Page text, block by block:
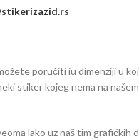
poručiti iu dimenziji u
stiker kojeg nema na
lako uz naš tim